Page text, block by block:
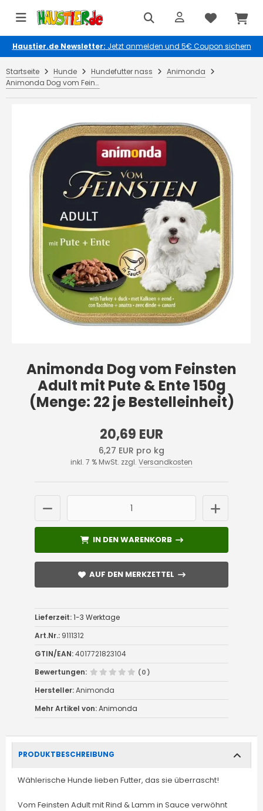
Haustier.de Newsletter: Jetzt anmelden und 5€ Coupon sichern
Startseite Hunde Hundefutter nass
Animonda
Animonda Dog vom Feinsten Adult mit Pute & Ente 150g (Menge: 22 je Bestelleinheit)
Animonda Dog vom Feinsten
Adult mit Pute & Ente 150g
(Menge: 22 je Bestelleinheit)
20,69 EUR
6,27 EUR pro kg
inkl. 7 % MwSt. zzgl. Versandkosten
IN DEN WARENKORB
IN DEN WARENKORB
AUF DEN MERKZETTEL
AUF DEN MERKZETTEL
Lieferzeit:1-3 Werktage
Art.Nr.: 9111312
GTIN/EAN:4017721823104
Bewertungen:
(0)
Hersteller:Animonda
Mehr Artikel von:Animonda
PRODUKTBESCHREIBUNG
Wählerische Hunde lieben Futter, das sie überrascht!
Vom Feinsten Adult mit Rind & Lamm in Sauce verwöhnt